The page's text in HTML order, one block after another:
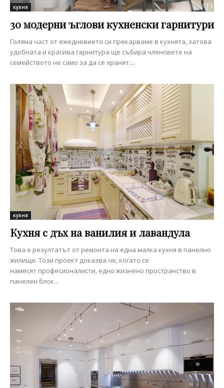
кухня
30 модерни ъглови кухненски гарнитури
Голяма част от ежедневието си прекарваме в кухнята, затова
удобната и красива гарнитура ще събира членовете на
семейството не само за да се хранят....
кухня
Кухня с дъх на ванилия и лавандула
Това е резултатът от ремонта на една малка кухня в панелно
жилище. Този проект доказва че, когато се
намесят професионалисти, едно жизнено пространство в
панелен блок...